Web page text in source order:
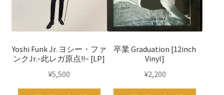
Yoshi Funk Jr. ヨシー・ファ
ンクJr.~此レガ原点!!~ [LP]
¥5,500
卒業 Graduation [12inch
Vinyl]
¥2,200